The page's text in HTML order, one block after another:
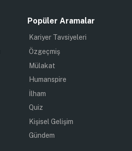
Popüler Aramalar
Kariyer Tavsiyeleri
Özgeçmiş
Mülakat
Humanspire
İlham
Quiz
Kişisel Gelişim
Gündem